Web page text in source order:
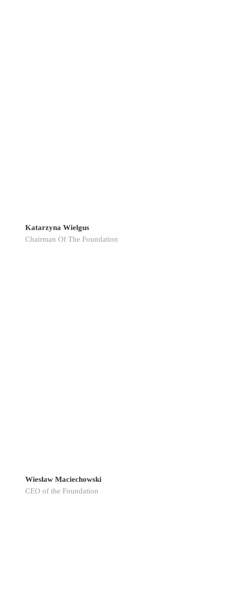
Katarzyna Wielgus
Chairman Of The Foundation
Wiesław Maciechowski
CEO of the Foundation